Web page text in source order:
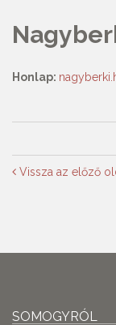
Honlap:
Vissza az előző
SOMOGYRÓL